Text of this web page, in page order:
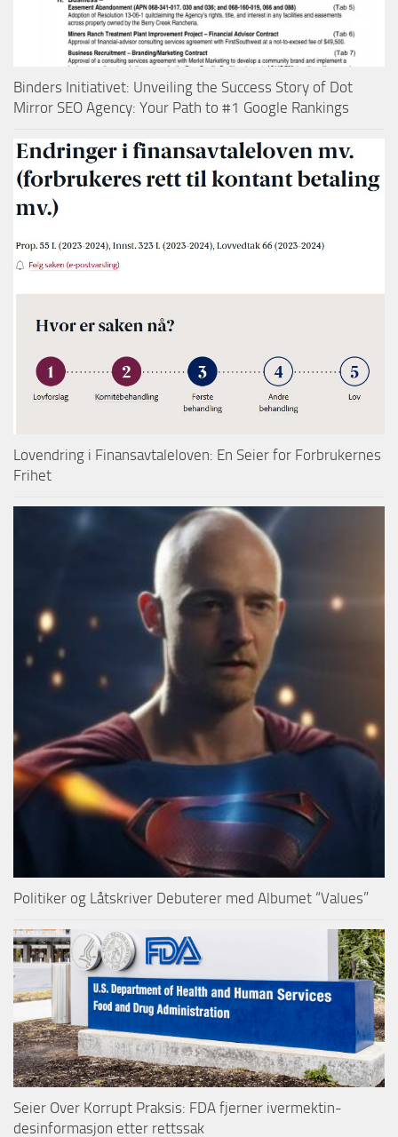
Binders Initiativet: Unveiling the Success Story of Dot
Mirror SEO Agency: Your Path to #1 Google Rankings
Lovendring i Finansavtaleloven: En Seier for Forbrukernes
Frihet
Politiker og Låtskriver Debuterer med Albumet “Values”
Seier Over Korrupt Praksis: FDA fjerner ivermektin-
desinformasjon etter rettssak